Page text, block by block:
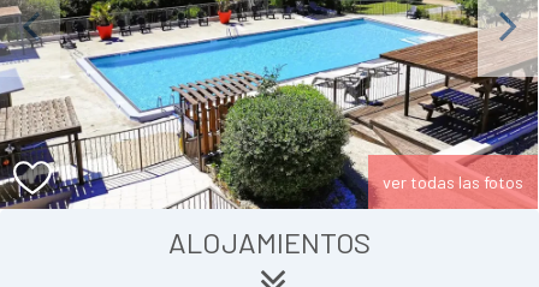
Next
ver todas las fotos
ALOJAMIENTOS